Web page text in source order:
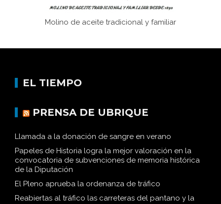
Molino de aceite tradicional y familiar
EL TIEMPO
PRENSA DE UBRIQUE
Llamada a la donación de sangre en verano
Papeles de Historia logra la mejor valoración en la
convocatoria de subvenciones de memoria histórica
de la Diputación
El Pleno aprueba la ordenanza de tráfico
Reabiertas al tráfico las carreteras del pantano y la